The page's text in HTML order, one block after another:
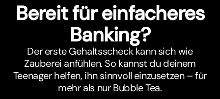
Bereit für einfacheres
Banking?
Der erste Gehaltsscheck kann sich wie
Zauberei anfühlen. So kannst du deinem
Teenager helfen, ihn sinnvoll einzusetzen – für
mehr als nur Bubble Tea.